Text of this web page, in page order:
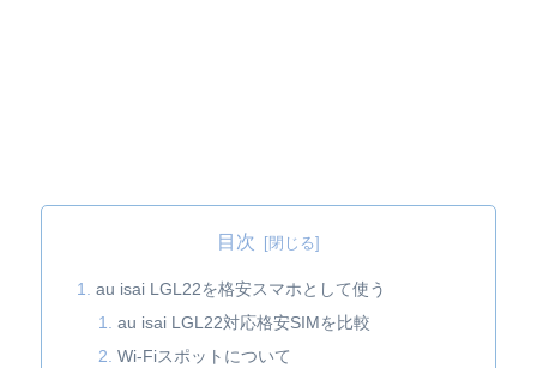
目次
au isai LGL22を格安スマホとして使う
au isai LGL22対応格安SIMを比較
Wi-Fiスポットについて